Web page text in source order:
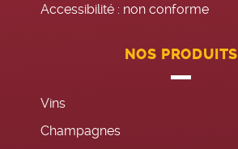
Accessibilité : non conforme
NOS PRODUITS
Vins
Champagnes